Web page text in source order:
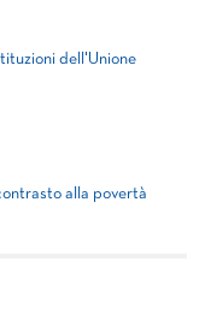
dell'Unione
alla povertà